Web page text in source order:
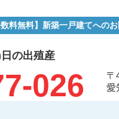
料無料】新築一戸建てへの
の出殖産
026
〒
愛